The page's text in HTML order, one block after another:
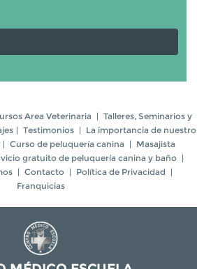
Area Veterinaria | Talleres, Seminarios y
| Testimonios | La importancia de nuestro
| Curso de peluquería canina | Masajista
gratuito de peluquería canina y baño |
| Contacto | Política de Privacidad |
Franquicias